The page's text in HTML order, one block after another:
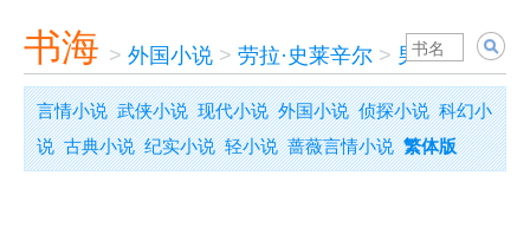
书海 > 外国小说 > 劳拉·史莱辛尔 > 男人把生活
言情小说 武侠小说 现代小说 外国小说 侦探小说 科幻小
说 古典小说 纪实小说 轻小说 蔷薇言情小说 繁体版